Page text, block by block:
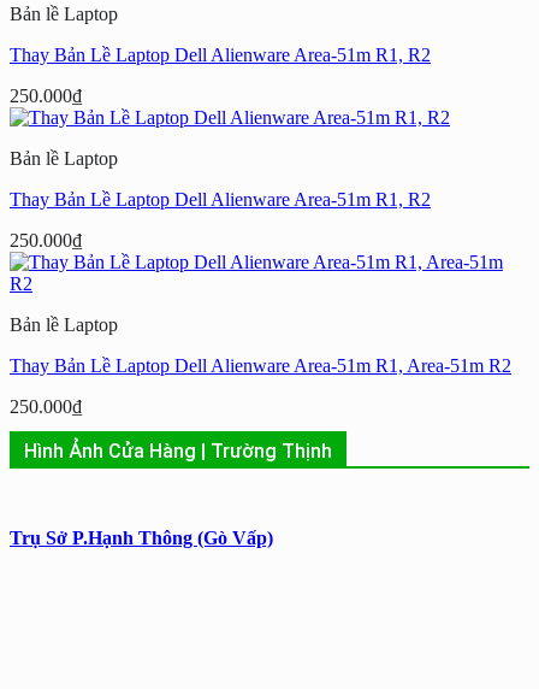
Bản lề Laptop
Thay Bản Lề Laptop Dell Alienware Area-51m R1, R2
250.000₫
Bản lề Laptop
Thay Bản Lề Laptop Dell Alienware Area-51m R1, R2
250.000₫
Bản lề Laptop
Thay Bản Lề Laptop Dell Alienware Area-51m R1, Area-51m R2
250.000₫
Hình Ảnh Cửa Hàng | Trường Thịnh
Trụ Sở P.Hạnh Thông (Gò Vấp)